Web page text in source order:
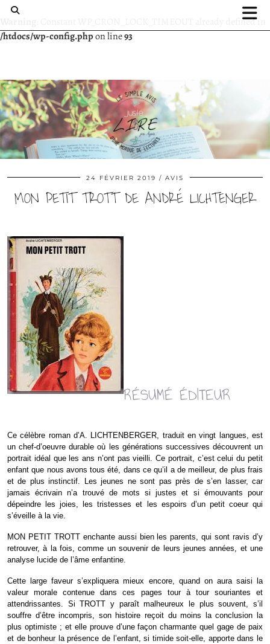
: Constant WP_CRON_LOCK_TIMEOUT already defined in
/htdocs/wp-config.phpon line93
24 FÉVRIER 2019 AVIS
MON PETIT TROTT DE ANDRÉ LICHTENGER
RÉSUMÉ ÉDITEUR
Ce célèbre roman d’A. LICHTENBERGER, traduit en vingt langues, est
un chef-d’oeuvre durable où les générations successives découvrent un
portrait idéal que les ans n’ont pas vieilli. Ce portrait, c’est celui du petit
enfant que nous avons tous été, dans ce qu’il a de meilleur, de plus frais
et de plus instinctif. Les jeunes ne sont pas près de s’en lasser, car
jamais écrivain n’a trouvé de mots si justes et si émouvants pour
dépeindre les joies, les tristesses et les espoirs d’un petit coeur qui
s’éveille à la vie.
MON PETIT TROTT enchante aussi bien les parents, qui sont ravis d’y
retrouver, à la fois, comme un souvenir de leurs jeunes années, et une
analyse lucide de l’âme enfantine.
Cette large faveur s’expliquera mieux encore, quand on aura saisi la
valeur morale contenue dans ces pages tour à tour souriantes et
attendrissantes. Si TROTT y paraît malheureux le plus souvent, s’il
souffre d’être incompris, son histoire reçoit du moins la conclusion la
plus optimiste ; et elle prouve d’une façon charmante quel gage de paix
et de bonheur la présence de l’enfant, si timide soit-elle, apporte dans le